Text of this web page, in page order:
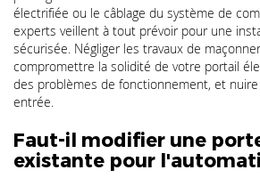
électrifiée ou le câblage du système de
experts veillent à tout prévoir pour une
sécurisée. Négliger les travaux de
compromettre la solidité de votre portail
des problèmes de fonctionnement, et
entrée.
Faut-il modifier une
existante pour